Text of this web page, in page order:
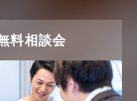
料相談会